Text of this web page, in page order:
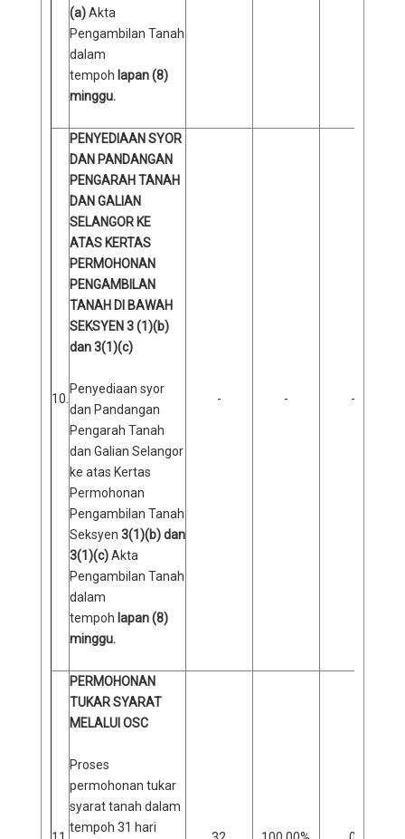
(a)Akta
Pengambilan Tanah
dalam
tempoh lapan (8)
minggu.
10.
PENYEDIAAN SYOR
DAN PANDANGAN
PENGARAH TANAH
DAN GALIAN
SELANGOR KE
ATAS KERTAS
PERMOHONAN
PENGAMBILAN
TANAH DI BAWAH
SEKSYEN 3 (1)(b)
dan 3(1)(c)
Penyediaan syor
dan Pandangan
Pengarah Tanah
dan Galian Selangor
ke atas Kertas
Permohonan
Pengambilan Tanah
Seksyen 3(1)(b) dan
3(1)(c)Akta
Pengambilan Tanah
dalam
tempoh lapan (8)
minggu.
- - -
PERMOHONAN
TUKAR SYARAT
MELALUI OSC
Proses
permohonan tukar
syarat tanah dalam
tempoh 31 hari